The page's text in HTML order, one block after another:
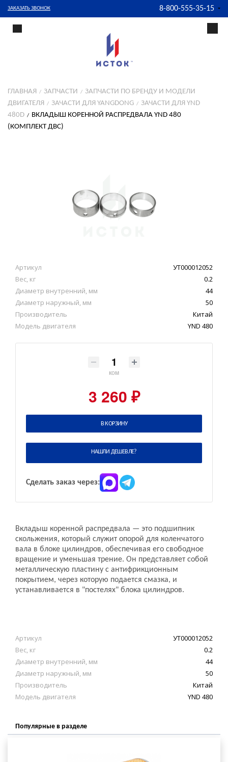
ЗАКАЗАТЬ ЗВОНОК 8-800-555-35-15
ГЛАВНАЯ ЗАПЧАСТИ
ЗАПЧАСТИ ПО БРЕНДУ И МОДЕЛИ
ДВИГАТЕЛЯ
ЗАЧАСТИ ДЛЯ YANGDONG
ЗАЧАСТИ ДЛЯ YND
480D
ВКЛАДЫШ КОРЕННОЙ РАСПРЕДВАЛА YND 480
(КОМПЛЕКТ ДВС)
Артикул
УТ000012052
Вес, кг
0.2
Диаметр внутренний, мм
44
Диаметр наружный, мм
50
Производитель
Китай
Модель двигателя
YND 480
ком
3 260 ₽
В КОРЗИНУ
НАШЛИ ДЕШЕВЛЕ?
Сделать заказ через:
Вкладыш коренной распредвала — это подшипник
скольжения, который служит опорой для коленчатого
вала в блоке цилиндров, обеспечивая его свободное
вращение и уменьшая трение. Он представляет собой
металлическую пластину с антифрикционным
покрытием, через которую подается смазка, и
устанавливается в "постелях" блока цилиндров.
Артикул
УТ000012052
Вес, кг
0.2
Диаметр внутренний, мм
44
Диаметр наружный, мм
50
Производитель
Китай
Модель двигателя
YND 480
Популярные в разделе